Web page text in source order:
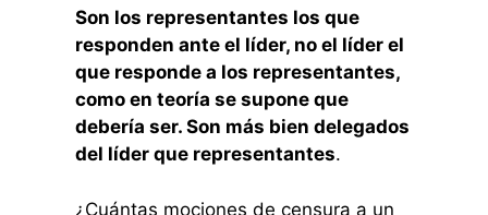
Son los representantes los que
responden ante el líder, no el líder el
que responde a los representantes,
como en teoría se supone que
debería ser. Son más bien delegados
del líder que representantes.
¿Cuántas mociones de censura a un